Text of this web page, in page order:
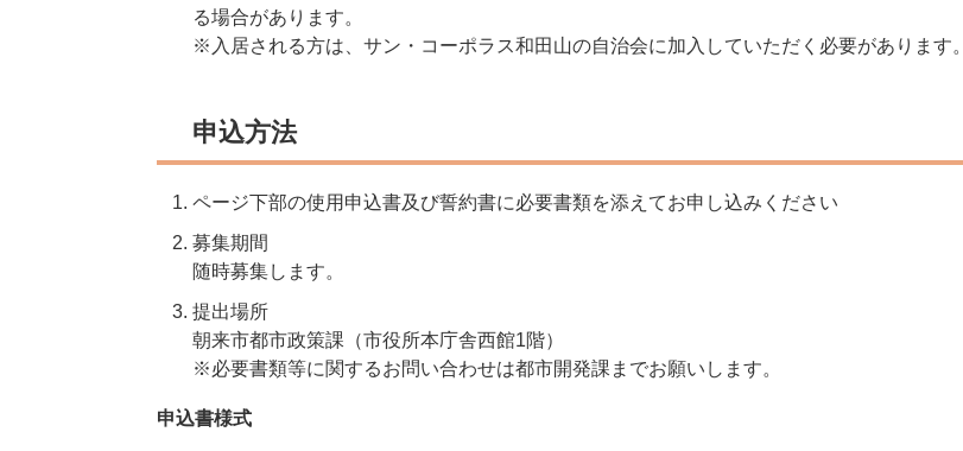
る場合があります。
※入居される方は、サン・コーポラス和田山の自治会に加入していただく必要があります。
申込方法
ページ下部の使用申込書及び誓約書に必要書類を添えてお申し込みください
募集期間
随時募集します。
提出場所
朝来市都市政策課（市役所本庁舎西館1階）
※必要書類等に関するお問い合わせは都市開発課までお願いします。
申込書様式